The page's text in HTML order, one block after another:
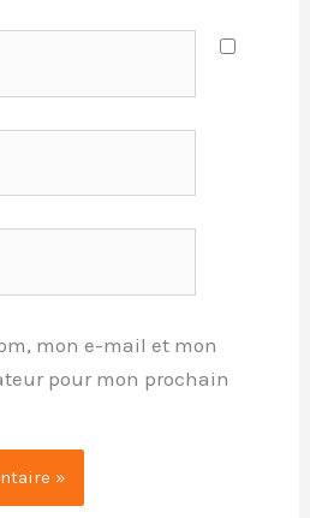
mon e-mail et mon
pour mon prochain